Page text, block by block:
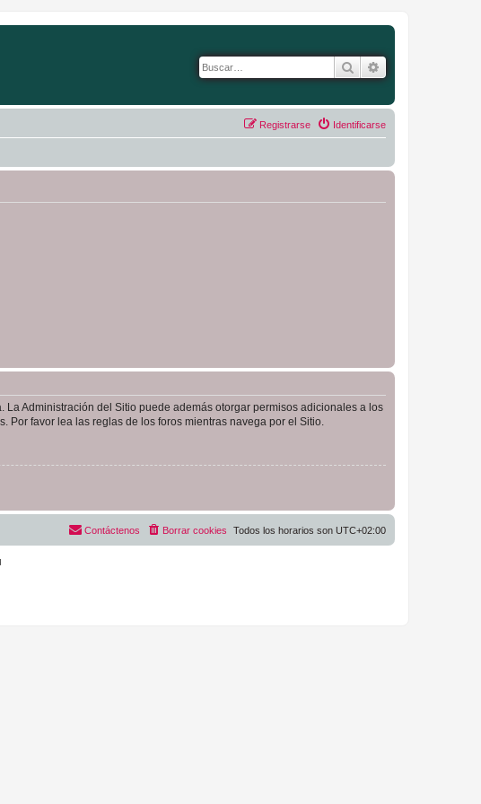
Buscar
Identificarse
Registrarse
Administración del Sitio puede además otorgar permisos adicionales a los
Por favor lea las reglas de los foros mientras navega por el Sitio.
Todos los horarios son UTC+02:00
Borrar cookies
Contáctenos